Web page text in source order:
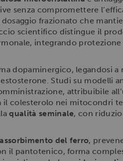
senza compromettere
frazionato che
scientifico distingue il
integrando
dopaminergico, legandosi
Studi su modelli
attribuibile
il colesterolo nei mitocondri
qualità seminale, con
assorbimento del ferro,
il pantotenico, forma